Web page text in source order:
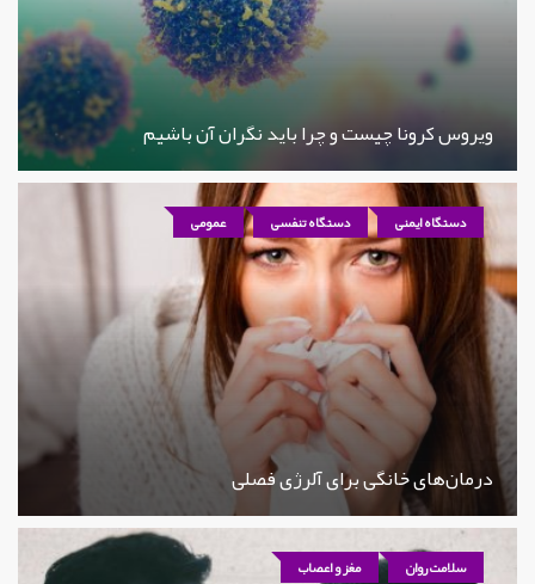
ویروس کرونا چیست و چرا باید نگران آن باشیم
دستگاه ایمنی دستگاه تنفسی عمومی
درمان‌های خانگی برای آلرژی فصلی
سلامت روان مغز و اعصاب